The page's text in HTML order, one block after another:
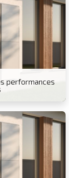
performances